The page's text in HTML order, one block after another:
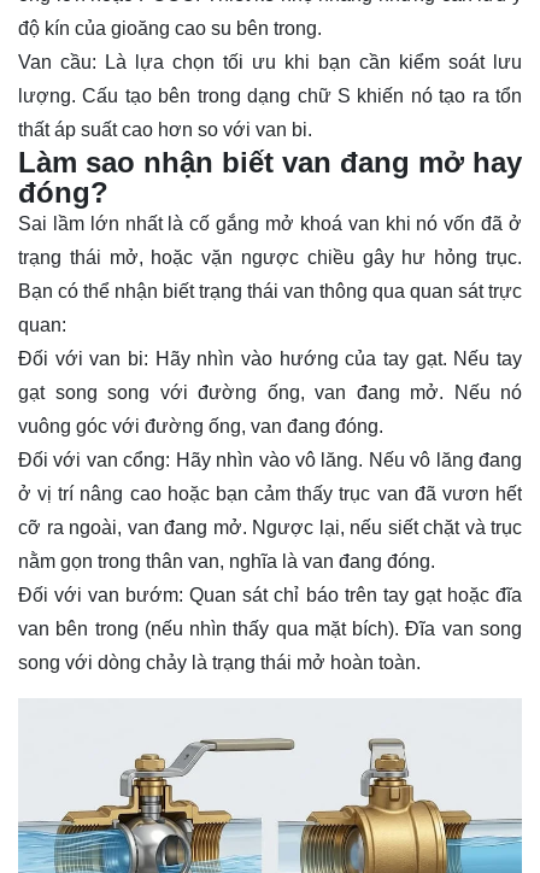
độ kín của gioăng cao su bên trong.
Van cầu: Là lựa chọn tối ưu khi bạn cần kiểm soát lưu
lượng. Cấu tạo bên trong dạng chữ S khiến nó tạo ra tổn
thất áp suất cao hơn so với van bi.
Làm sao nhận biết van đang mở hay
đóng?
Sai lầm lớn nhất là cố gắng mở khoá van khi nó vốn đã ở
trạng thái mở, hoặc vặn ngược chiều gây hư hỏng trục.
Bạn có thể nhận biết trạng thái van thông qua quan sát trực
quan:
Đối với van bi: Hãy nhìn vào hướng của tay gạt. Nếu tay
gạt song song với đường ống, van đang mở. Nếu nó
vuông góc với đường ống, van đang đóng.
Đối với van cổng: Hãy nhìn vào vô lăng. Nếu vô lăng đang
ở vị trí nâng cao hoặc bạn cảm thấy trục van đã vươn hết
cỡ ra ngoài, van đang mở. Ngược lại, nếu siết chặt và trục
nằm gọn trong thân van, nghĩa là van đang đóng.
Đối với van bướm: Quan sát chỉ báo trên tay gạt hoặc đĩa
van bên trong (nếu nhìn thấy qua mặt bích). Đĩa van song
song với dòng chảy là trạng thái mở hoàn toàn.